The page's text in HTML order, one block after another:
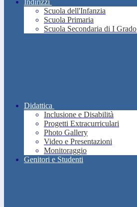
Indirizzi
Scuola dell'Infanzia
Scuola Primaria
Scuola Secondaria di I Grado
Didattica
Inclusione e Disabilità
Progetti Extracurriculari
Photo Gallery
Video e Presentazioni
Monitoraggio
Genitori e Studenti